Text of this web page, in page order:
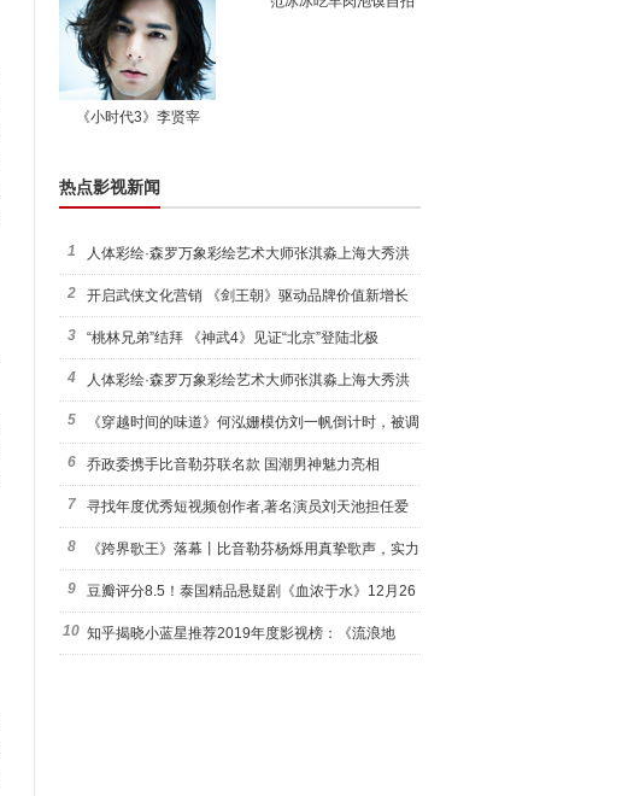
《小时代3》李贤宰
热点影视新闻
1 人体彩绘·森罗万象彩绘艺术大师张淇淼上海大秀洪
荒宇宙
2 开启武侠文化营销 《剑王朝》驱动品牌价值新增长
3 “桃林兄弟”结拜 《神武4》见证“北京”登陆北极
4 人体彩绘·森罗万象彩绘艺术大师张淇淼上海大秀洪
荒宇宙
5 《穿越时间的味道》何泓姗模仿刘一帆倒计时，被调
侃“学人
6 乔政委携手比音勒芬联名款 国潮男神魅力亮相
7 寻找年度优秀短视频创作者,著名演员刘天池担任爱
奇艺号"奇
8 《跨界歌王》落幕丨比音勒芬杨烁用真挚歌声，实力
圈粉!
9 豆瓣评分8.5！泰国精品悬疑剧《血浓于水》12月26
日西瓜视
10 知乎揭晓小蓝星推荐2019年度影视榜：《流浪地